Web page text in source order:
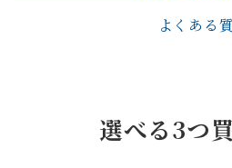
よくある
選べる3つ